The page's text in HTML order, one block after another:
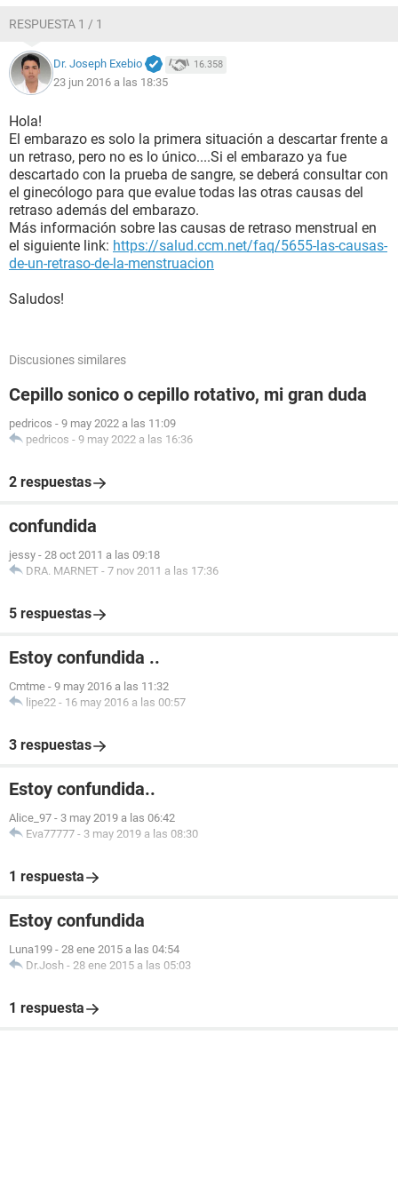
RESPUESTA 1 / 1
Dr. Joseph Exebio 16.358
23 jun 2016 a las 18:35
Hola!
El embarazo es solo la primera situación a descartar frente a
un retraso, pero no es lo único....Si el embarazo ya fue
descartado con la prueba de sangre, se deberá consultar con
el ginecólogo para que evalue todas las otras causas del
retraso además del embarazo.
Más información sobre las causas de retraso menstrual en
el siguiente link: https://salud.ccm.net/faq/5655-las-causas-
de-un-retraso-de-la-menstruacion
Saludos!
Discusiones similares
Cepillo sonico o cepillo rotativo, mi gran duda
pedricos - 9 may 2022 a las 11:09
pedricos - 9 may 2022 a las 16:36
2 respuestas
confundida
jessy - 28 oct 2011 a las 09:18
DRA. MARNET - 7 nov 2011 a las 17:36
5 respuestas
Estoy confundida ..
Cmtme - 9 may 2016 a las 11:32
lipe22 - 16 may 2016 a las 00:57
3 respuestas
Estoy confundida..
Alice_97 - 3 may 2019 a las 06:42
Eva77777 - 3 may 2019 a las 08:30
1 respuesta
Estoy confundida
Luna199 - 28 ene 2015 a las 04:54
Dr.Josh - 28 ene 2015 a las 05:03
1 respuesta